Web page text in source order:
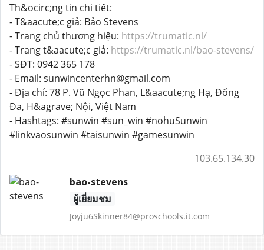
Th&ocirc;ng tin chi tiết:
- T&aacute;c giả: Bảo Stevens
- Trang chủ thương hiệu: https://trumatic.nl/
- Trang t&aacute;c giả: https://trumatic.nl/bao-stevens/
- SĐT: 0942 365 178
- Email: sunwincenterhn@gmail.com
- Địa chỉ: 78 P. Vũ Ngọc Phan, L&aacute;ng Hạ, Đống
Đa, H&agrave; Nội, Việt Nam
- Hashtags: #sunwin #sun_win #nohuSunwin
#linkvaosunwin #taisunwin #gamesunwin
103.65.134.30
bao-stevens
ผู้เยี่ยมชม
Joyju6Skinner84@proschools.it.com